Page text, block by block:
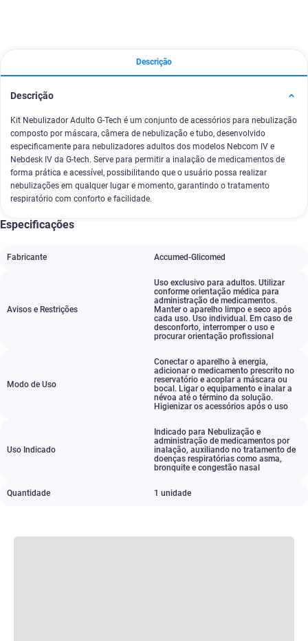
Descrição
Descrição
Kit Nebulizador Adulto G-Tech é um conjunto de acessórios para nebulização
composto por máscara, câmera de nebulização e tubo, desenvolvido
especificamente para nebulizadores adultos dos modelos Nebcom IV e
Nebdesk IV da G-tech. Serve para permitir a inalação de medicamentos de
forma prática e acessível, possibilitando que o usuário possa realizar
nebulizações em qualquer lugar e momento, garantindo o tratamento
respiratório com conforto e facilidade.
Especificações
Fabricante Accumed-Glicomed
Avisos e Restrições
Uso exclusivo para adultos. Utilizar
conforme orientação médica para
administração de medicamentos.
Manter o aparelho limpo e seco após
cada uso. Uso individual. Em caso de
desconforto, interromper o uso e
procurar orientação profissional
Modo de Uso
Conectar o aparelho à energia,
adicionar o medicamento prescrito no
reservatório e acoplar a máscara ou
bocal. Ligar o equipamento e inalar a
névoa até o término da solução.
Higienizar os acessórios após o uso
Uso Indicado
Indicado para Nebulização e
administração de medicamentos por
inalação, auxiliando no tratamento de
doenças respiratórias como asma,
bronquite e congestão nasal
Quantidade 1 unidade